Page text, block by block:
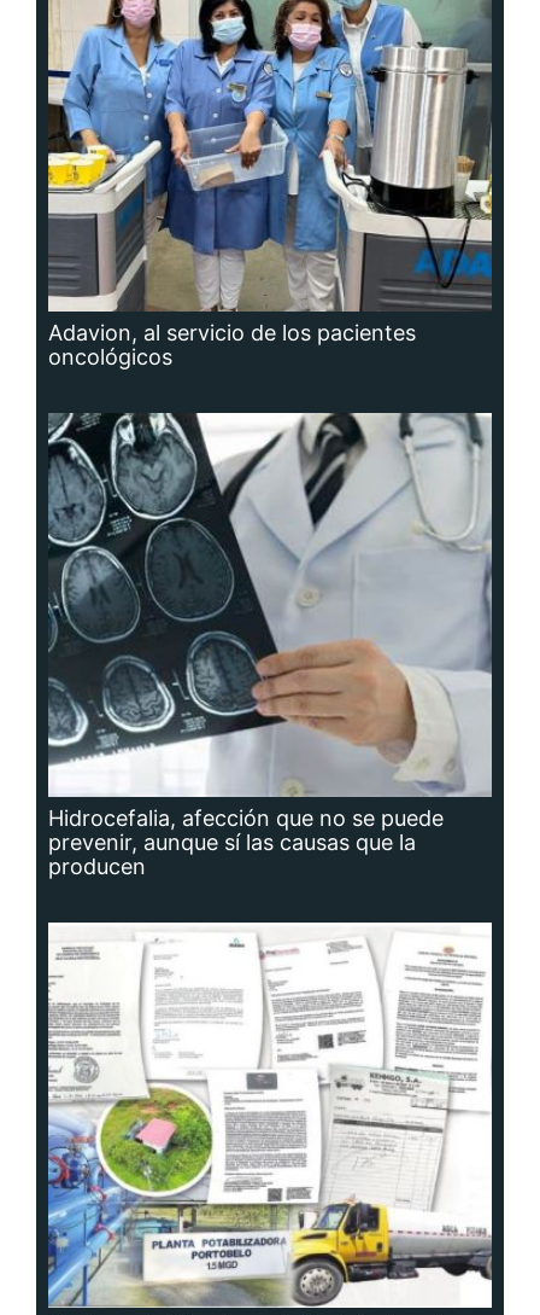
Adavion, al servicio de los pacientes
oncológicos
Hidrocefalia, afección que no se puede
prevenir, aunque sí las causas que la
producen